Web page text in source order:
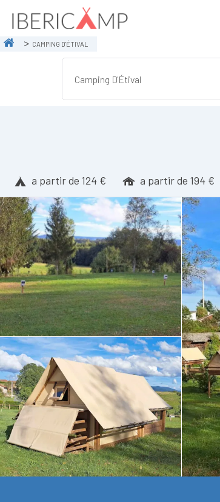
CAMPING D'ÉTIVAL
a partir de 124 € a partir de 194 €